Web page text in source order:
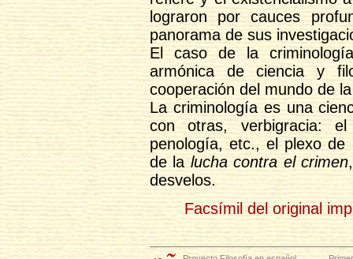
lograron por cauces
panorama de sus
El caso de la
armónica de ciencia y
cooperación del mundo de
La criminología es una
con otras, verbigracia:
penología, etc., el plexo de
de lalucha contra el crimen
desvelos.
Facsímil del original